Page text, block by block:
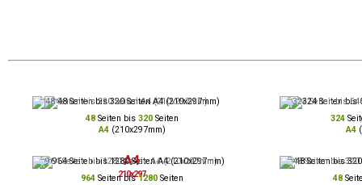
48Seiten bis 320Seiten
A4(210x297mm)
A4
210x297
324
A4
964Seiten bis1280Seiten
48